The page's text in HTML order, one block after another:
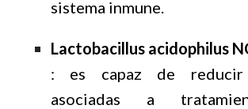
sistema inmune.
Lactobacillus acidophilus
: es capaz de reducir
asociadas a